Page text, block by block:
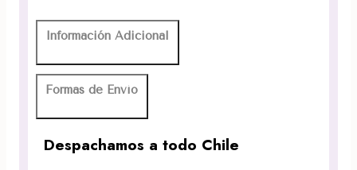
Información Adicional
Formas de Envío
Despachamos a todo Chile